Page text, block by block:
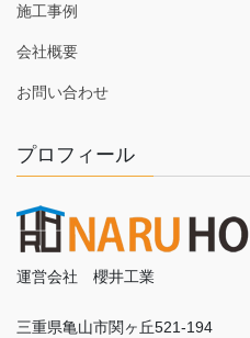
施工事例
会社概要
お問い合わせ
プロフィール
運営会社 櫻井工業
三重県亀山市関ヶ丘521-194